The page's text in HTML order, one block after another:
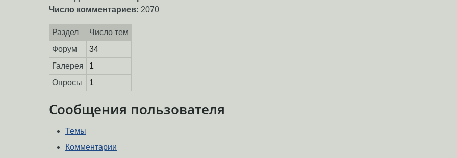
Число комментариев: 2070
Раздел
Число тем
Форум
34
Галерея
1
Опросы
1
Сообщения пользователя
Темы
Комментарии